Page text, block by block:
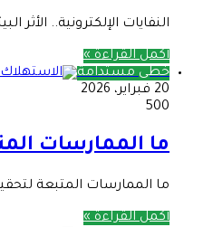
النفايات الإلكترونية..
أكمل القراءة »
خطى مستدامة
20 فبراير، 2026
500
ما الممارسات
ما الممارسات المتبعة
أكمل القراءة »